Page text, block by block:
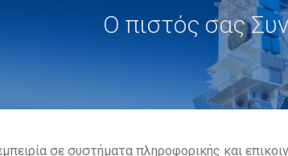
Ο πιστός σας
σε συστήματα πληροφορικής και